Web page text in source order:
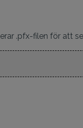
.pfx-filen för att